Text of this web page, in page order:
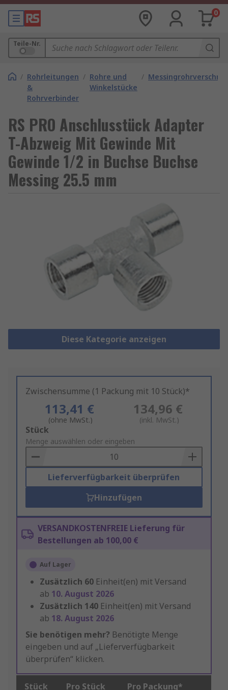
0
Teile-Nr.
/ Rohrleitungen
&
Rohrverbinder
/ Rohre und
Winkelstücke
/
RS PRO Anschlusstück Adapter
T-Abzweig Mit Gewinde Mit
Gewinde 1/2 in Buchse Buchse
Messing 25.5 mm
Diese Kategorie anzeigen
Zwischensumme (1 Packung mit 10 Stück)*
113,41 €
(ohne MwSt.)
134,96 €
(inkl. MwSt.)
Add
to
Basket
Stück
Menge auswählen oder eingeben
Lieferverfügbarkeit überprüfen
Hinzufügen
VERSANDKOSTENFREIE Lieferung für
Bestellungen ab 100,00 €
Auf Lager
Zusätzlich 60 Einheit(en) mit Versand
ab 10. August 2026
Zusätzlich 140 Einheit(en) mit Versand
ab 18. August 2026
Sie benötigen mehr? Benötigte Menge
eingeben und auf „Lieferverfügbarkeit
überprüfen“ klicken.
Stück Pro Stück Pro Packung*